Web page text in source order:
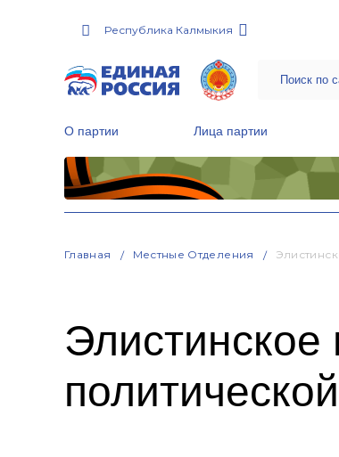
Республика Калмыкия
О партии Лица партии
Главная Местные Отделения
Элистинское